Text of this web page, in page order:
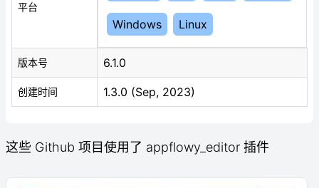
平台
Windows Linux
版本号 6.1.0
创建时间 1.3.0 (Sep, 2023)
这些 Github 项目使用了 appflowy_editor 插件